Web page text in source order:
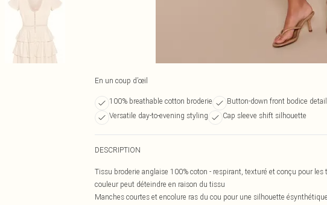
En un coup d’œil
100% breathable cotton broderie Button-down front bodice
Versatile day-to-evening styling
Cap sleeve shift silhouette
DESCRIPTION
Tissu broderie anglaise 100% coton - respirant, texturé et conçu pour
couleur peut déteindre en raison du tissu
Manches courtes et encolure ras du cou pour une silhouette